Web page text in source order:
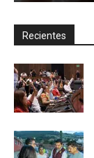
Recientes